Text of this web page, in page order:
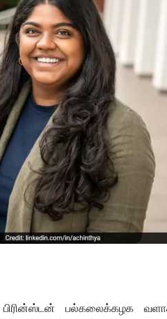
பிரின்ஸ்டன் பல்கலைக்கழக